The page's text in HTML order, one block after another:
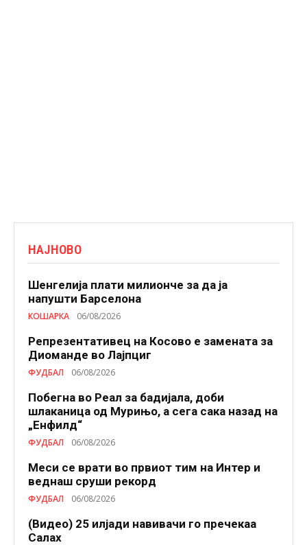
НАЈНОВО
Шенгелија плати милионче за да ја
напушти Барселона
КОШАРКА 06/08/2026
Репрезентативец на Косово е замената за
Диоманде во Лајпциг
ФУДБАЛ 06/08/2026
Побегна во Реал за бадијала, доби
шлаканица од Мурињо, а сега сака назад на
„Енфилд“
ФУДБАЛ 06/08/2026
Меси се врати во првиот тим на Интер и
веднаш сруши рекорд
ФУДБАЛ 06/08/2026
(Видео) 25 илјади навивачи го пречекаа
Салах